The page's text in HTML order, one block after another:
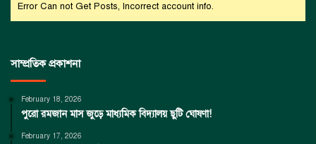
Error Can not Get Posts, Incorrect account info.
সাম্প্রতিক প্রকাশনা
February 18, 2026
পুরো রমজান মাস জুড়ে মাধ্যমিক বিদ্যালয় ছুটি ঘোষণা!
February 17, 2026